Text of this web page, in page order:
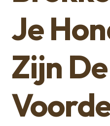
Je
Zijn De